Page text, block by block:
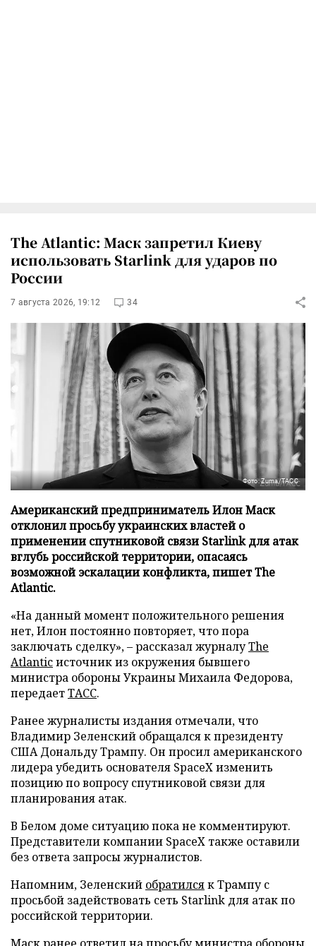
The Atlantic: Маск запретил Киеву
использовать Starlink для ударов по
России
7 августа 2026, 19:12 34
Фото: Zuma/ТАСС
Американский предприниматель Илон Маск
отклонил просьбу украинских властей о
применении спутниковой связи Starlink для атак
вглубь российской территории, опасаясь
возможной эскалации конфликта, пишет The
Atlantic.
«На данный момент положительного решения
нет, Илон постоянно повторяет, что пора
заключать сделку», – рассказал журналуThe
Atlanticисточник из окружения бывшего
министра обороны Украины Михаила Федорова,
передаетТАСС.
Ранее журналисты издания отмечали, что
Владимир Зеленский обращался к президенту
США Дональду Трампу. Он просил американского
лидера убедить основателя SpaceX изменить
позицию по вопросу спутниковой связи для
планирования атак.
В Белом доме ситуацию пока не комментируют.
Представители компании SpaceX также оставили
без ответа запросы журналистов.
Напомним, Зеленский обратилсяк Трампу с
просьбой задействовать сеть Starlink для атак по
российской территории.